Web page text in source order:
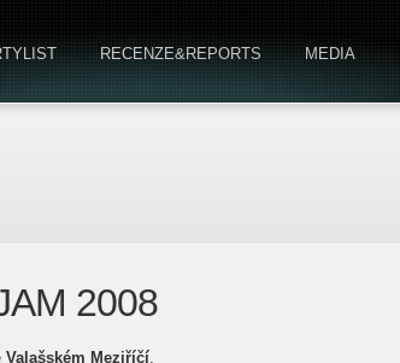
RECENZE&REPORTS MEDIA
2008
Valašském Meziříčí.